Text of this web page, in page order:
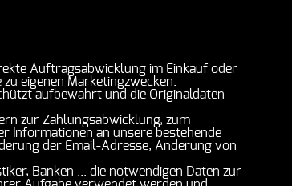
Auftragsabwicklung im Einkauf oder
eigenen Marketingzwecken.
aufbewahrt und die Originaldaten
zur Zahlungsabwicklung, zum
Informationen an unsere bestehende
der Email-Adresse, Änderung von
Banken ... die notwendigen Daten zur